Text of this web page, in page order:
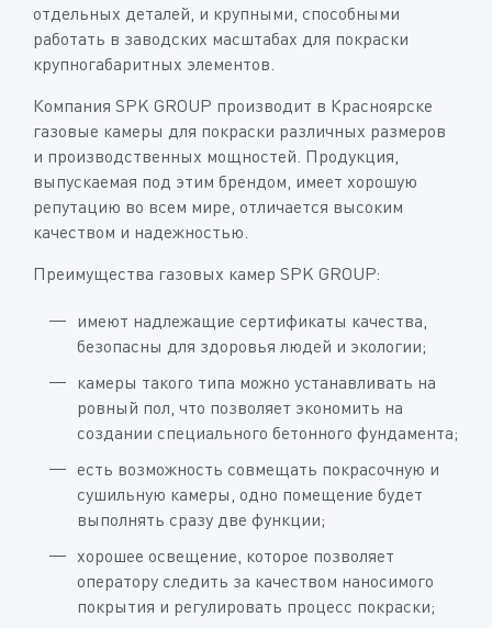
отдельных деталей, и крупными, способными
работать в заводских масштабах для покраски
крупногабаритных элементов.
Компания SPK GROUP производит в Красноярске
газовые камеры для покраски различных размеров
и производственных мощностей. Продукция,
выпускаемая под этим брендом, имеет хорошую
репутацию во всем мире, отличается высоким
качеством и надежностью.
Преимущества газовых камер SPK GROUP:
имеют надлежащие сертификаты качества,
безопасны для здоровья людей и экологии;
камеры такого типа можно устанавливать на
ровный пол, что позволяет экономить на
создании специального бетонного фундамента;
есть возможность совмещать покрасочную и
сушильную камеры, одно помещение будет
выполнять сразу две функции;
хорошее освещение, которое позволяет
оператору следить за качеством наносимого
покрытия и регулировать процесс покраски;